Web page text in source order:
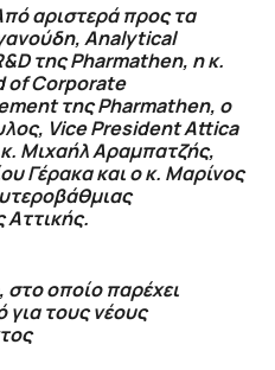
αριστερά προς τα
Analytical
της Pharmathen, η κ.
of Corporate
της Pharmathen, ο
Vice President Attica
Μιχαήλ Αραμπατζής,
Γέρακα και ο κ. Μαρίνος
Αττικής.
στο οποίο παρέχει
για τους νέους